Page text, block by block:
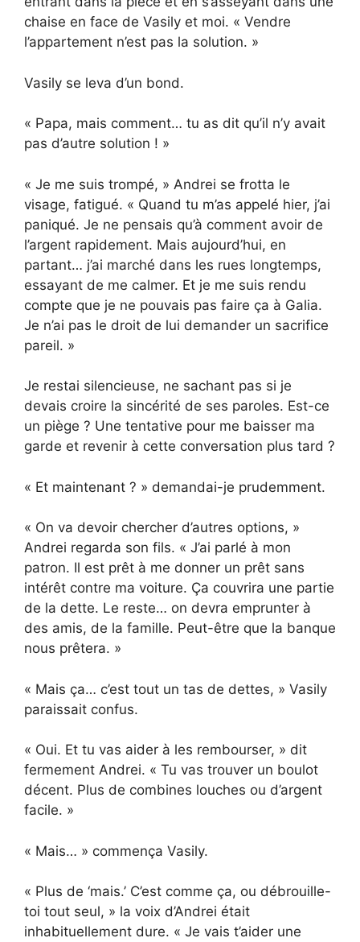
chaise en face de Vasily et moi. « Vendre
l’appartement n’est pas la solution. »
Vasily se leva d’un bond.
« Papa, mais comment… tu as dit qu’il n’y avait
pas d’autre solution ! »
« Je me suis trompé, » Andrei se frotta le
visage, fatigué. « Quand tu m’as appelé hier, j’ai
paniqué. Je ne pensais qu’à comment avoir de
l’argent rapidement. Mais aujourd’hui, en
partant… j’ai marché dans les rues longtemps,
essayant de me calmer. Et je me suis rendu
compte que je ne pouvais pas faire ça à Galia.
Je n’ai pas le droit de lui demander un sacrifice
pareil. »
Je restai silencieuse, ne sachant pas si je
devais croire la sincérité de ses paroles. Est-ce
un piège ? Une tentative pour me baisser ma
garde et revenir à cette conversation plus tard ?
« Et maintenant ? » demandai-je prudemment.
« On va devoir chercher d’autres options, »
Andrei regarda son fils. « J’ai parlé à mon
patron. Il est prêt à me donner un prêt sans
intérêt contre ma voiture. Ça couvrira une partie
de la dette. Le reste… on devra emprunter à
des amis, de la famille. Peut-être que la banque
nous prêtera. »
« Mais ça… c’est tout un tas de dettes, » Vasily
paraissait confus.
« Oui. Et tu vas aider à les rembourser, » dit
fermement Andrei. « Tu vas trouver un boulot
décent. Plus de combines louches ou d’argent
facile. »
« Mais… » commença Vasily.
« Plus de ‘mais.’ C’est comme ça, ou débrouille-
toi tout seul, » la voix d’Andrei était
inhabituellement dure. « Je vais t’aider une